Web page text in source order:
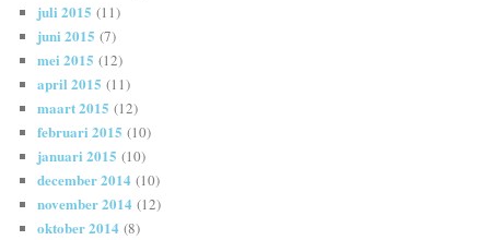
juli 2015 (11)
juni 2015 (7)
mei 2015 (12)
april 2015 (11)
maart 2015 (12)
februari 2015 (10)
januari 2015 (10)
december 2014 (10)
november 2014 (12)
oktober 2014 (8)